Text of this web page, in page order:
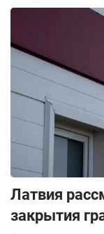
Латвия
закрытия